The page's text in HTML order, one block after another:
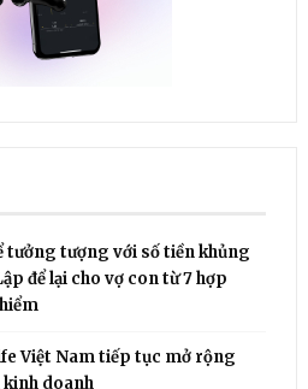
tưởng tượng với số tiền khủng
để lại cho vợ con từ 7 hợp
Việt Nam tiếp tục mở rộng
doanh